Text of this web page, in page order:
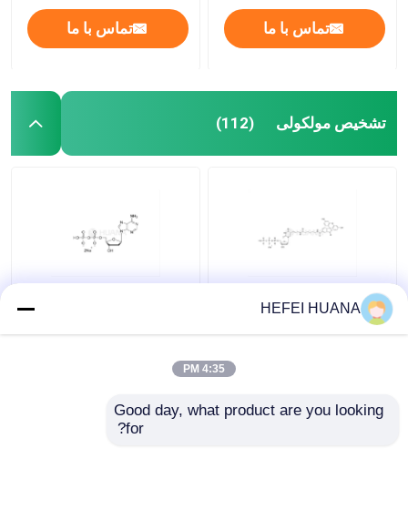
تماس با ما تماس با ما
تشخیص مولکولی (112)
میلیمتر محلول سدیم
HEFEI HUANA
4:35 PM
Good day, what product are you looking
for?